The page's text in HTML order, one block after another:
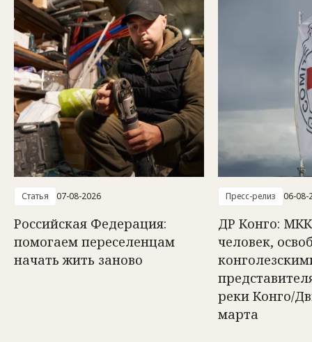
Статья 07-08-2026
Российская Федерация:
помогаем переселенцам
начать жить заново
Пресс-релиз 06-08-
ДР Конго:
человек,
реки Конго/
марта